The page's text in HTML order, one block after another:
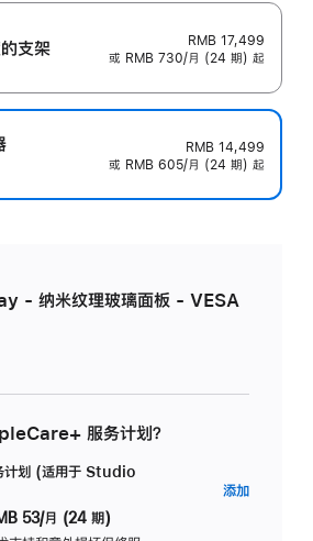
支‍架
RMB 17,499
或 RMB 730/月 (24 期) 起
RMB 14,499
或 RMB 605/月 (24 期) 起
- 纳米纹理玻璃面板 - VESA
服务计划？
划 (适用于 Studio
53/月 (24 期)
添加